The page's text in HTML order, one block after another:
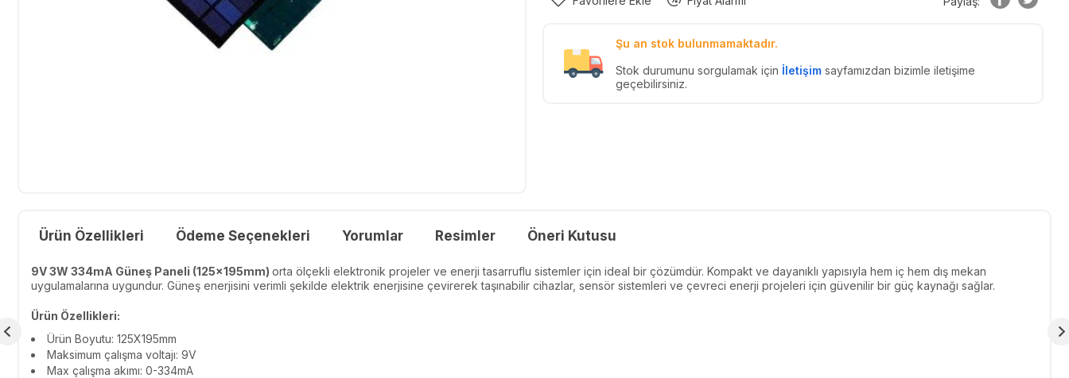
Şu an stok bulunmamaktadır.
Stok durumunu sorgulamak için İletişim sayfamızdan bizimle iletişime
geçebilirsiniz.
Ürün Özellikleri Ödeme Seçenekleri Yorumlar Resimler Öneri Kutusu
9V 3W 334mA Güneş Paneli (125x195mm) orta ölçekli elektronik projeler ve enerji tasarruflu sistemler için ideal bir çözümdür. Kompakt ve dayanıklı yapısıyla hem iç hem dış mekan
uygulamalarına uygundur. Güneş enerjisini verimli şekilde elektrik enerjisine çevirerek taşınabilir cihazlar, sensör sistemleri ve çevreci enerji projeleri için güvenilir bir güç kaynağı sağlar.
Ürün Özellikleri:
Ürün Boyutu: 125X195mm
Maksimum çalışma voltajı: 9V
Max çalışma akımı: 0-334mA